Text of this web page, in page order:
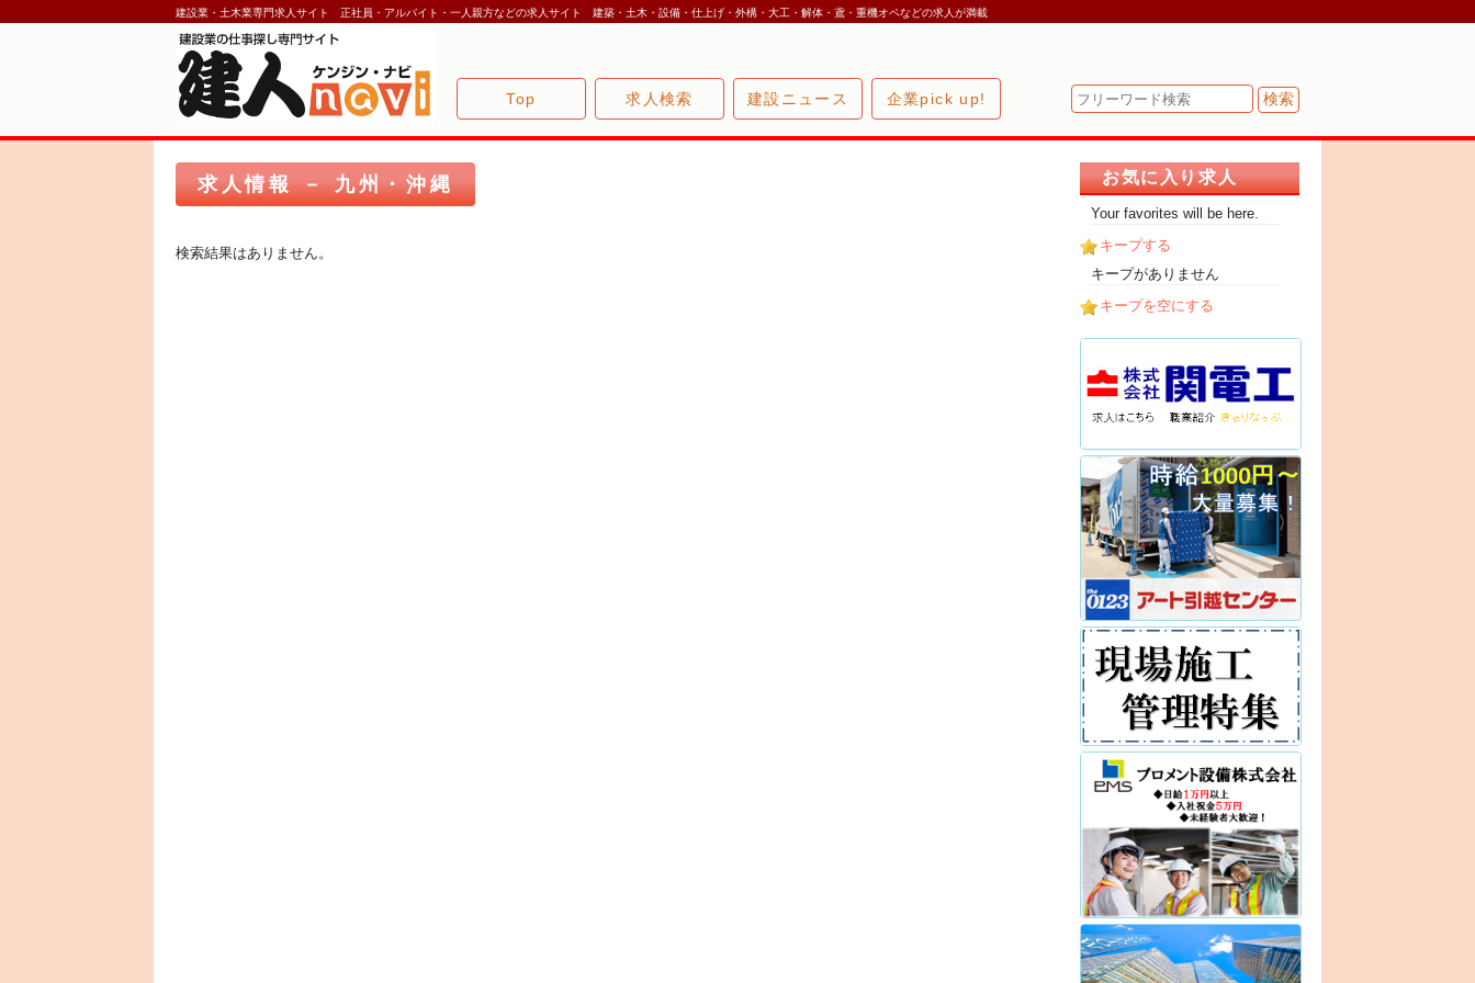
建設業・土木業専門求人サイト 正社員・アルバイト・一人親方などの求人サイト 建築・土木・設備・仕上げ・外構・大工・解体・鳶・重機オペなどの求人が満載
Top 求人検索 建設ニュース 企業pick up!
求人情報 － 九州・沖縄
検索結果はありません。
お気に入り求人
Your favorites will be here.
キープする
キープがありません
キープを空にする